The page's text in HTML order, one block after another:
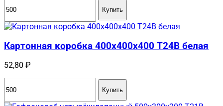
Купить
Картонная коробка 400x400x400 Т24B белая
52,80 ₽
Купить